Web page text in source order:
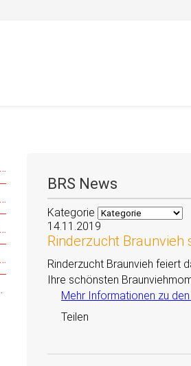
BRS News
Kategorie
14.11.2019
Rinderzucht
Rinderzucht Braunvieh feiert
Ihre schönsten
Mehr Informationen zu
Teilen